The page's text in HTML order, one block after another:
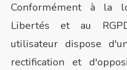
Conformément à la
Libertés et au
utilisateur dispose
rectification et